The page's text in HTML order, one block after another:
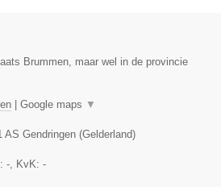
Brummen, maar wel in de provincie
Google maps ▼
AS Gendringen (Gelderland)
-, KvK: -